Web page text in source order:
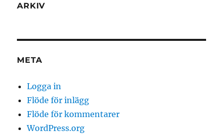
ARKIV
META
Logga in
Flöde för inlägg
Flöde för kommentarer
WordPress.org